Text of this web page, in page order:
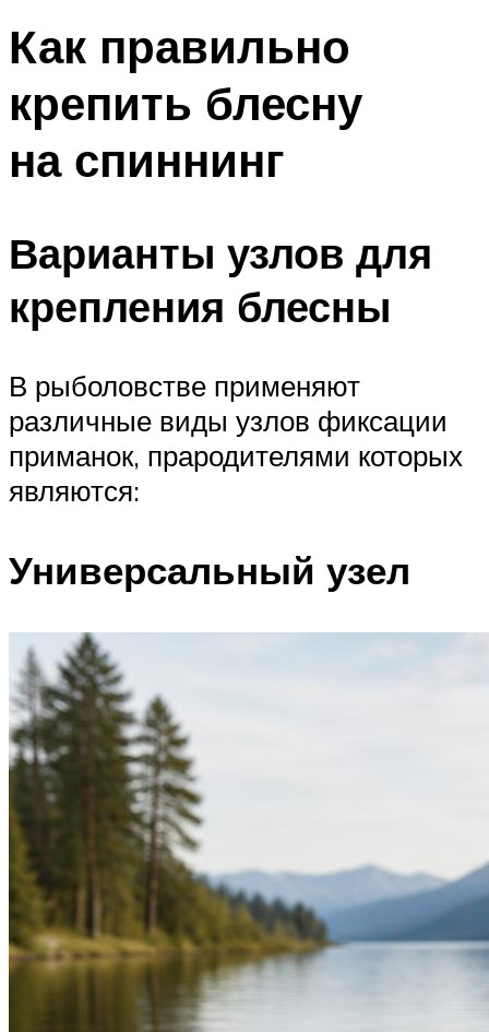
Как правильно
крепить блесну
на спиннинг
Варианты узлов для
крепления блесны
В рыболовстве применяют
различные виды узлов фиксации
приманок, прародителями которых
являются:
Универсальный узел